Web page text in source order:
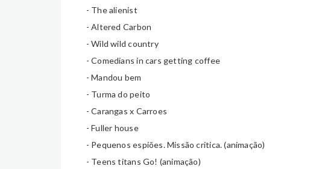
- The alienist
- Altered Carbon
- Wild wild country
- Comedians in cars getting coffee
- Mandou bem
- Turma do peito
- Carangas x Carroes
- Fuller house
- Pequenos espiões. Missão critica.(animação)
- Teens titans Go! (animação)